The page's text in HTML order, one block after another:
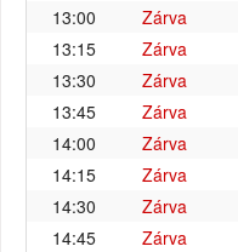
13:00
Zárva
13:15
Zárva
13:30
Zárva
13:45
Zárva
14:00
Zárva
14:15
Zárva
14:30
Zárva
14:45
Zárva